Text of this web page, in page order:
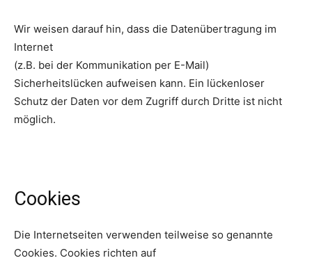
Wir weisen darauf hin, dass die Datenübertragung im
Internet
(z.B. bei der Kommunikation per E-Mail)
Sicherheitslücken aufweisen kann. Ein lückenloser
Schutz der Daten vor dem Zugriff durch Dritte ist nicht
möglich.
Cookies
Die Internetseiten verwenden teilweise so genannte
Cookies. Cookies richten auf